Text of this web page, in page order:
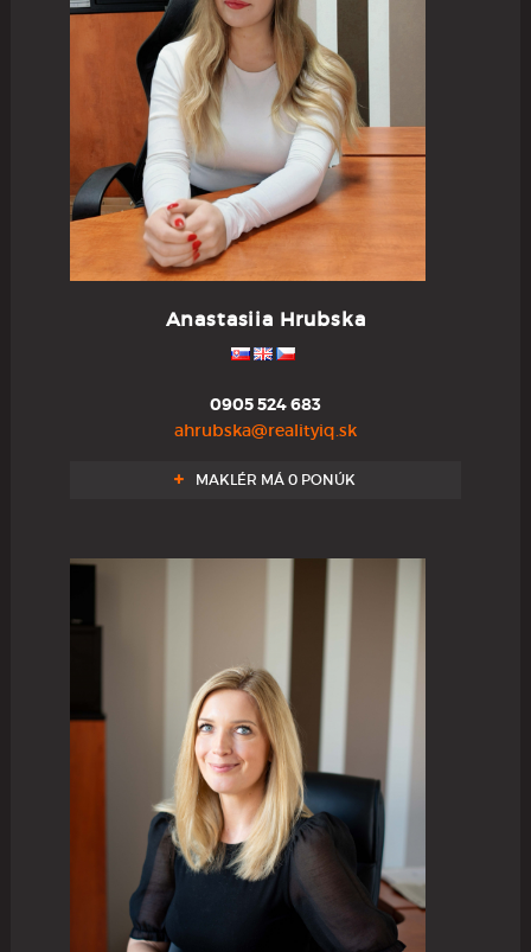
Anastasiia Hrubska
0905 524 683
ahrubska@realityiq.sk
MAKLÉR MÁ 0 PONÚK